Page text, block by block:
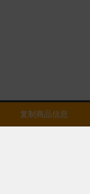
复制商品信息
4567890